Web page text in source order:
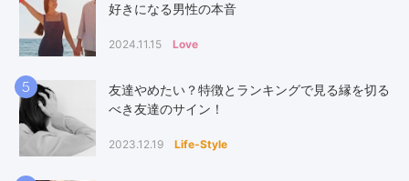
好きになる男性の本音
2024.11.15 Love
5
友達やめたい？特徴とランキングで見る縁を切る
べき友達のサイン！
2023.12.19 Life-Style